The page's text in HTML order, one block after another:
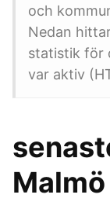
och
Nedan
statistik för
var aktiv